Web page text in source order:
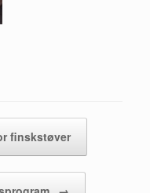
finskstøver